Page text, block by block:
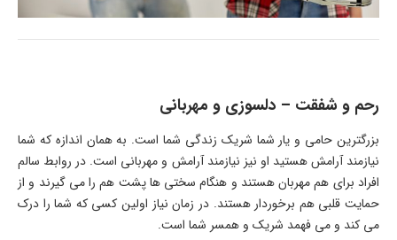
رحم و شفقت – دلسوزی و مهربانی
بزرگترین حامی و یار شما شریک زندگی شما است. به همان اندازه که شما
نیازمند آرامش هستید او نیز نیازمند آرامش و مهربانی است. در روابط سالم
افراد برای هم مهربان هستند و هنگام سختی ها پشت هم را می گیرند و از
حمایت قلبی هم برخوردار هستند. در زمان نیاز اولین کسی که شما را درک
می کند و می فهمد شریک و همسر شما است.